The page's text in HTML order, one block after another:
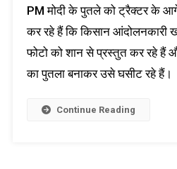
PM मोदी के पुतले को ट्रैक्टर के आगे
कर रहे हैं कि किसान आंदोलनकारी
फोटो को शान से प्रस्तुत कर रहे हैं
का पुतला बनाकर उसे घसीट रहे हैं।
Continue Reading